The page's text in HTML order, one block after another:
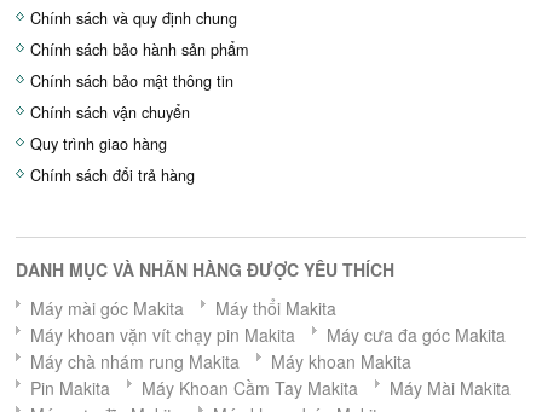
Chính sách và quy định chung
Chính sách bảo hành sản phẩm
Chính sách bảo mật thông tin
Chính sách vận chuyển
Quy trình giao hàng
Chính sách đổi trả hàng
DANH MỤC VÀ NHÃN HÀNG ĐƯỢC YÊU THÍCH
Máy mài góc Makita
Máy thổi Makita
Máy khoan vặn vít chạy pin Makita
Máy cưa đa góc Makita
Máy chà nhám rung Makita
Máy khoan Makita
Pin Makita
Máy Khoan Cầm Tay Makita
Máy Mài Makita